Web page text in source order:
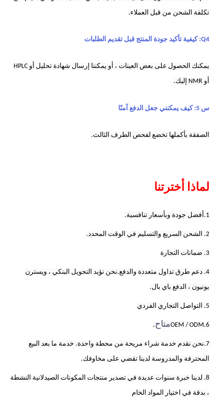
تكلفة الشحن من قبل العملاء.
Q4: كيفية تأكيد جودة المنتج قبل تقديم الطلبات
يمكنك الحصول على بعض العينات ، أو يمكننا إرسال شهادة تحليل أو HPLC
أو NMR إليك.
س 5: كيف يمكنني جعل الدفع آمنًا
الصفقة بأكملها تخضع لفحص الطرف الثالث.
لماذا أخترتنا
4. دعم طرق تداول متعددة والدفع.نحن نؤيد التحويل البنكي ، ويسترن
يونيون ، الدفع باي بال.
متاح.
7.نحن نقدم خدمة شراء مريحة من محطة واحدة. خدمة ما بعد البيع
المحترفة والمدروسة لدينا تقضي على مخاوفك.
8. لدينا خبرة سنوات عديدة في تصدير منتجات المكونات الصيدلانية النشطة
، بدقة في اختيار المواد الخام